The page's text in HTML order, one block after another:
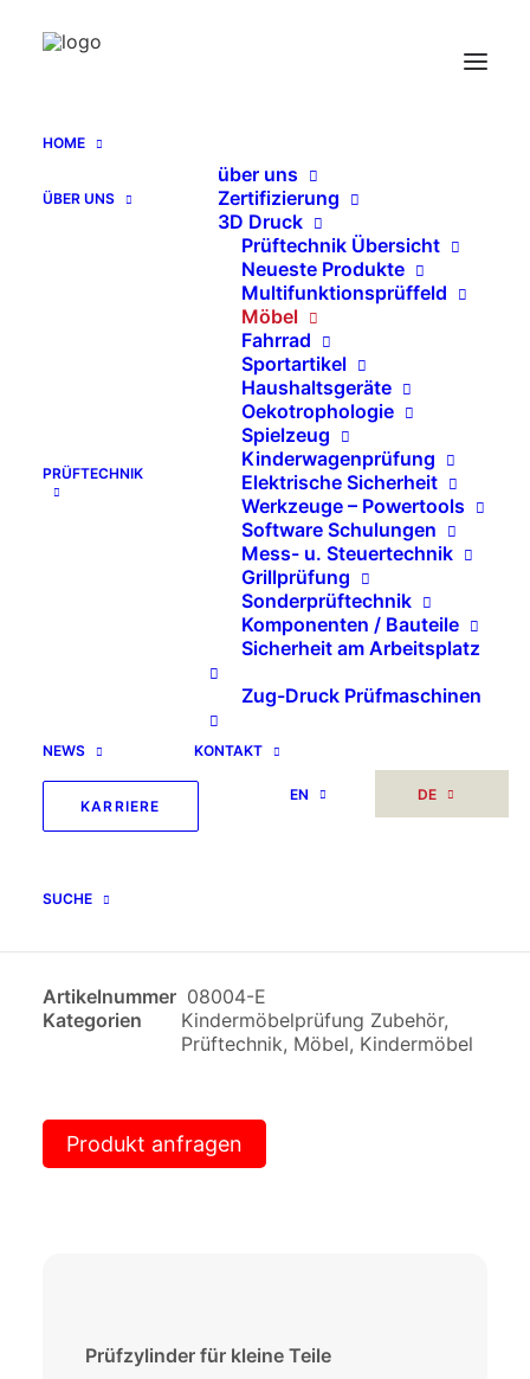
HOME
ÜBER UNS
über uns
Zertifizierung
3D Druck
PRÜFTECHNIK
Prüftechnik Übersicht
Neueste Produkte
Multifunktionsprüffeld
Möbel
Fahrrad
Sportartikel
Haushaltsgeräte
Oekotrophologie
Spielzeug
Kinderwagenprüfung
Elektrische Sicherheit
Werkzeuge – Powertools
Software Schulungen
Mess- u. Steuertechnik
Grillprüfung
Sonderprüftechnik
Komponenten / Bauteile
Sicherheit am Arbeitsplatz
Zug-Druck Prüfmaschinen
NEWS KONTAKT
KARRIERE
EN DE
SUCHE
Zubehör Spielzeugprüfung nach EN 71-1 und
Zubehör Spielzeugprüfung nach EN 71-1 und ASTMF 963
Zubehör
Spielzeugprüfung nach
EN 71-1 und ASTMF 963
Artikelnummer 08004-E
Kategorien
Kindermöbelprüfung Zubehör,
Prüftechnik, Möbel, Kindermöbel
Produkt anfragen
Prüfzylinder für kleine Teile